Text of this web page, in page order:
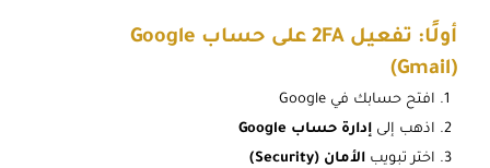
أولًا: تفعيل 2FA على حساب Google
(Gmail)
افتح حسابك في Google
اذهب إلى إدارة حساب Google
اختر تبويب الأمان (Security)